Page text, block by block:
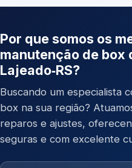
Por que somos os
manutenção de box
Lajeado‑RS?
Buscando um especialista
box na sua região?
reparos e ajustes,
seguras e com excelente